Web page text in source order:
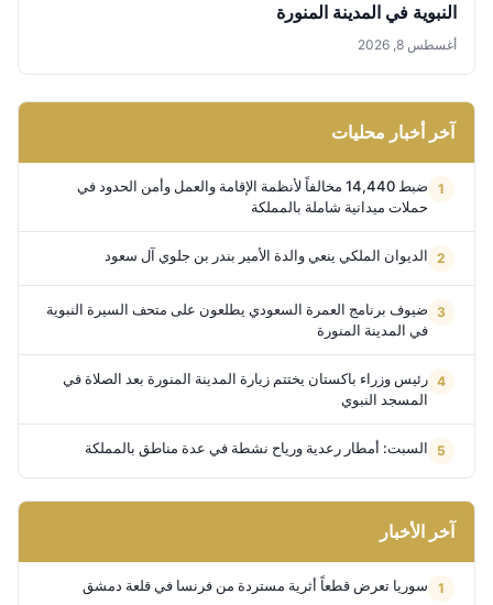
النبوية في المدينة المنورة
أغسطس 8, 2026
آخر أخبار محليات
ضبط 14,440 مخالفاً لأنظمة الإقامة والعمل وأمن الحدود في
حملات ميدانية شاملة بالمملكة
الديوان الملكي ينعي والدة الأمير بندر بن جلوي آل سعود
ضيوف برنامج العمرة السعودي يطلعون على متحف السيرة النبوية
في المدينة المنورة
رئيس وزراء باكستان يختتم زيارة المدينة المنورة بعد الصلاة في
المسجد النبوي
السبت: أمطار رعدية ورياح نشطة في عدة مناطق بالمملكة
آخر الأخبار
سوريا تعرض قطعاً أثرية مستردة من فرنسا في قلعة دمشق